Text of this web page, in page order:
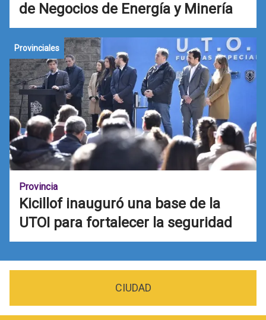
de Negocios de Energía y Minería
Provinciales
Provincia
Kicillof inauguró una base de la
UTOI para fortalecer la seguridad
CIUDAD